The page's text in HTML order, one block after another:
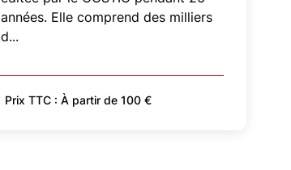
années. Elle comprend des milliers
d...
Prix TTC : À partir de 100 €